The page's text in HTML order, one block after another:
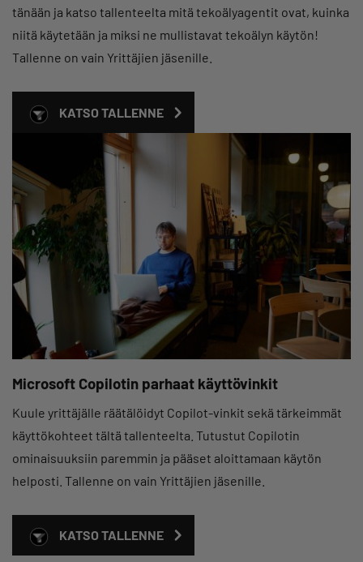
tänään ja katso tallenteelta mitä tekoälyagentit ovat, kuinka
niitä käytetään ja miksi ne mullistavat tekoälyn käytön!
Tallenne on vain Yrittäjien jäsenille.
KATSO TALLENNE
Microsoft Copilotin parhaat käyttövinkit
Kuule yrittäjälle räätälöidyt Copilot-vinkit sekä tärkeimmät
käyttökohteet tältä tallenteelta. Tutustut Copilotin
ominaisuuksiin paremmin ja pääset aloittamaan käytön
helposti. Tallenne on vain Yrittäjien jäsenille.
KATSO TALLENNE